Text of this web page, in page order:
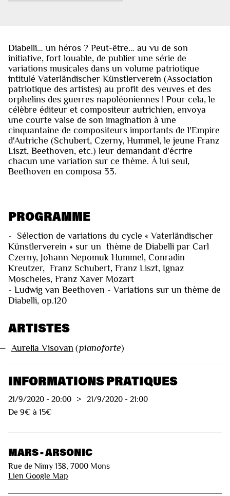
Diabelli… un héros ? Peut-être… au vu de son
initiative, fort louable, de publier une série de
variations musicales dans un volume patriotique
intitulé Vaterländischer Künstlerverein (Association
patriotique des artistes) au profit des veuves et des
orphelins des guerres napoléoniennes ! Pour cela, le
célèbre éditeur et compositeur autrichien, envoya
une courte valse de son imagination à une
cinquantaine de compositeurs importants de l'Empire
d'Autriche (Schubert, Czerny, Hummel, le jeune Franz
Liszt, Beethoven, etc.) leur demandant d'écrire
chacun une variation sur ce thème. À lui seul,
Beethoven en composa 33.
PROGRAMME
- Sélection de variations du cycle « Vaterländischer
Künstlerverein » sur un thème de Diabelli par Carl
Czerny, Johann Nepomuk Hummel, Conradin
Kreutzer, Franz Schubert, Franz Liszt, Ignaz
Moscheles, Franz Xaver Mozart
- Ludwig van Beethoven - Variations sur un thème de
Diabelli, op.120
ARTISTES
Aurelia Visovan (pianoforte)
INFORMATIONS PRATIQUES
21/9/2020 - 20:00 > 21/9/2020 - 21:00
De 9€ à 15€
MARS - ARSONIC
Rue de Nimy 138, 7000 Mons
Lien Google Map